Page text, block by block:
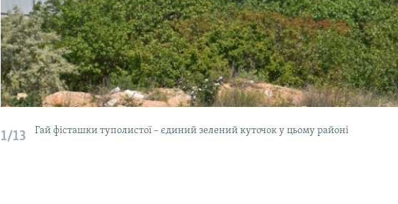
1/13 Гай фісташки туполистої – єдиний зелений куточок у цьому районі